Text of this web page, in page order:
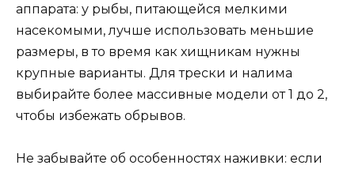
аппарата: у рыбы, питающейся мелкими
насекомыми, лучше использовать меньшие
размеры, в то время как хищникам нужны
крупные варианты. Для трески и налима
выбирайте более массивные модели от 1 до 2,
чтобы избежать обрывов.
Не забывайте об особенностях наживки: если